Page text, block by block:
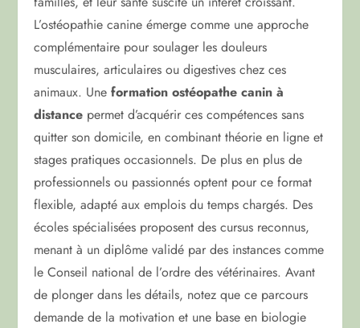
L’ostéopathie canine émerge comme une approche
complémentaire pour soulager les douleurs
musculaires, articulaires ou digestives chez ces
animaux. Uneformation ostéopathe canin à
distance permet d’acquérir ces compétences sans
quitter son domicile, en combinant théorie en ligne et
stages pratiques occasionnels. De plus en plus de
professionnels ou passionnés optent pour ce format
flexible, adapté aux emplois du temps chargés. Des
écoles spécialisées proposent des cursus reconnus,
menant à un diplôme validé par des instances comme
le Conseil national de l’ordre des vétérinaires. Avant
de plonger dans les détails, notez que ce parcours
demande de la motivation et une base en biologie